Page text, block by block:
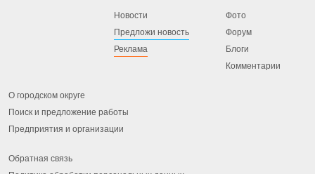
Новости
Предложи новость
Реклама
Фото
Форум
Блоги
Комментарии
О городском округе
Поиск и предложение работы
Предприятия и организации
Обратная связь